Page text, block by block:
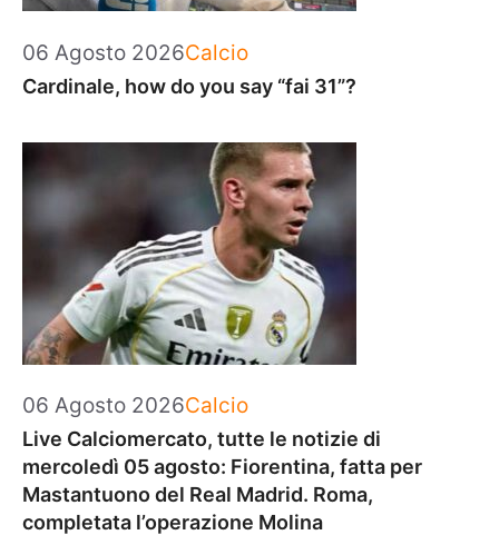
06 Agosto 2026Categorie
Calcio
Cardinale, how do you say “fai 31”?
06 Agosto 2026Categorie
Calcio
Live Calciomercato, tutte le notizie di
mercoledì 05 agosto: Fiorentina, fatta per
Mastantuono del Real Madrid. Roma,
completata l’operazione Molina